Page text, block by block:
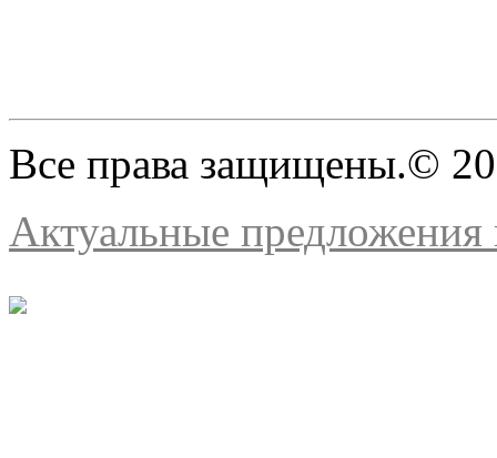
Все права защищены.©
Актуальные предложения